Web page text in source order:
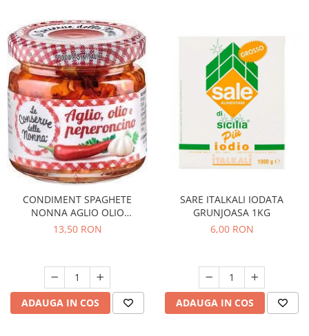
CONDIMENT SPAGHETE
NONNA AGLIO OLIO
PEPERONCINO 90G
13,50 RON
ADAUGA IN COS
SARE ITALKALI IODATA
GRUNJOASA 1KG
6,00 RON
ADAUGA IN COS